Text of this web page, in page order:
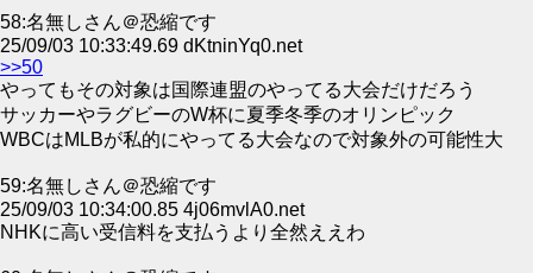
58:名無しさん＠恐縮です
25/09/03 10:33:49.69 dKtninYq0.net
>>50
やってもその対象は国際連盟のやってる大会だけだろう
サッカーやラグビーのW杯に夏季冬季のオリンピック
WBCはMLBが私的にやってる大会なので対象外の可能性大
59:名無しさん＠恐縮です
25/09/03 10:34:00.85 4j06mvlA0.net
NHKに高い受信料を支払うより全然ええわ